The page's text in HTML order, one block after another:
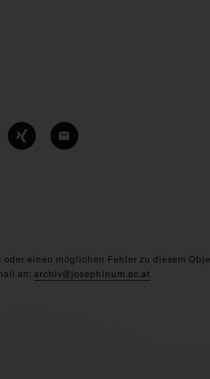
oder einen möglichen Fehler zu diesem
an: archiv@josephinum.ac.at